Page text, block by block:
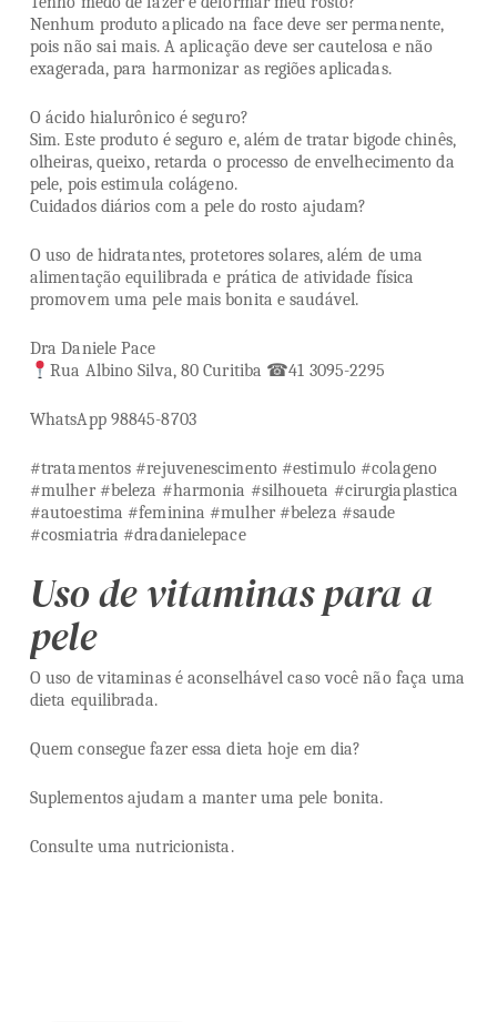
Nenhum produto aplicado na face deve ser permanente,
pois não sai mais. A aplicação deve ser cautelosa e não
exagerada, para harmonizar as regiões aplicadas.
O ácido hialurônico é seguro?
Sim. Este produto é seguro e, além de tratar bigode chinês,
olheiras, queixo, retarda o processo de envelhecimento da
pele, pois estimula colágeno.
Cuidados diários com a pele do rosto ajudam?
O uso de hidratantes, protetores solares, além de uma
alimentação equilibrada e prática de atividade física
promovem uma pele mais bonita e saudável.
Dra Daniele Pace
Rua Albino Silva, 80 Curitiba ☎41 3095-2295
WhatsApp 98845-8703
#tratamentos #rejuvenescimento #estimulo #colageno
#mulher #beleza #harmonia #silhoueta #cirurgiaplastica
#autoestima #feminina #mulher #beleza #saude
#cosmiatria #dradanielepace
Uso de vitaminas para a
pele
O uso de vitaminas é aconselhável caso você não faça uma
dieta equilibrada.
Quem consegue fazer essa dieta hoje em dia?
Suplementos ajudam a manter uma pele bonita.
Consulte uma nutricionista.